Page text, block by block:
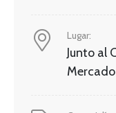
Lugar:
Junto al
Mercado